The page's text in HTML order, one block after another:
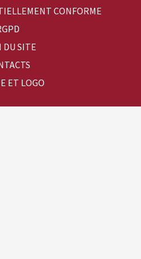
CONFORME
DU SITE
ET LOGO